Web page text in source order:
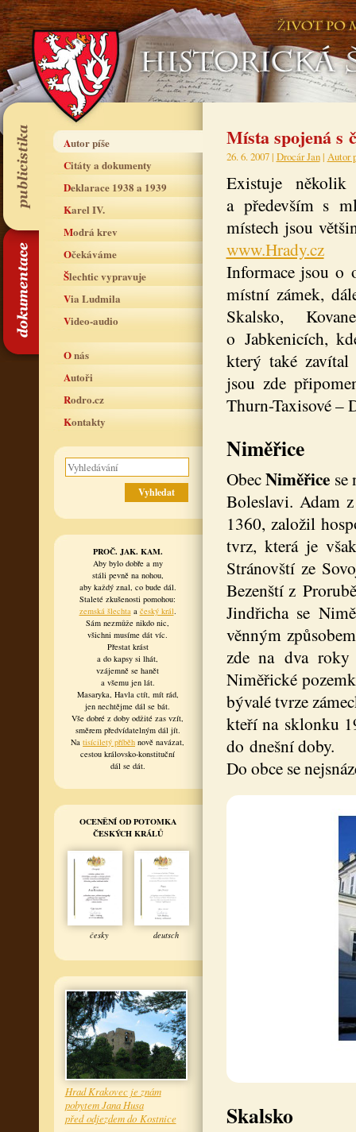
Autor píše
Citáty a dokumenty
Deklarace 1938 a 1939
Karel IV.
Modrá krev
Očekáváme
Šlechtic vypravuje
Via Ludmila
Video-audio
O nás
Autoři
Rodro.cz
Kontakty
PROČ. JAK. KAM.
Aby bylo dobře a my
stáli pevně na nohou,
aby každý znal, co bude dál.
Staleté zkušenosti pomohou:
zemská šlechtaa český král.
Sám nezmůže nikdo nic,
všichni musíme dát víc.
Přestat krást
a do kapsy si lhát,
vzájemně se hanět
a všemu jen lát.
Masaryka, Havla ctít, mít rád,
jen nechtějme dál se bát.
Vše dobré z doby odžité zas vzít,
směrem předvídatelným dál jít.
Na tisíciletý příběh nově navázat,
cestou královsko-konstituční
dál se dát.
OCENĚNÍ OD POTOMKA
ČESKÝCH KRÁLŮ
česky deutsch
Hrad Krakovec je znám
pobytem Jana Husa
před odjezdem do Kostnice
Místa spojená s
26. 6. 2007 | Drocár Jan| Autor
Existuje
a především s
místech jsou
www.Hrady.cz
Informace jsou o
místní zámek,
Skalsko,
o Jabkenicích,
který také
jsou zde
Thurn-Taxisové –
Niměřice
ObecNiměřice se
Boleslavi. Adam
1360, založil
tvrz, která je
Stránovští ze
Bezenští z
Jindřicha se
věnným
zde na dva roky
Niměřické
bývalé tvrze
kteří na sklonku
do dnešní doby.
Do obce se
Skalsko